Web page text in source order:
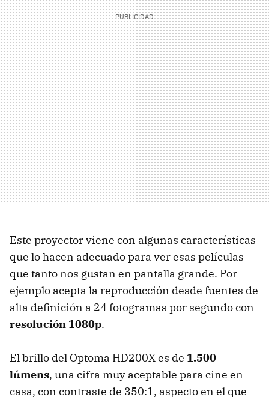
Este proyector viene con algunas características
que lo hacen adecuado para ver esas películas
que tanto nos gustan en pantalla grande. Por
ejemplo acepta la reproducción desde fuentes de
alta definición a 24 fotogramas por segundo con
resolución 1080p.
El brillo del Optoma HD200X es de 1.500
lúmens, una cifra muy aceptable para cine en
casa, con contraste de 350:1, aspecto en el que